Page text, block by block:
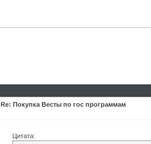
Re: Покупка Весты по гос программам
Цитата: